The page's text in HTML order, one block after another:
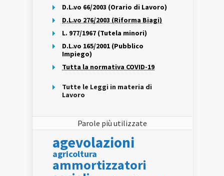
D.L.vo 66/2003 (Orario di Lavoro)
D.L.vo 276/2003 (Riforma Biagi)
L. 977/1967 (Tutela minori)
D.L.vo 165/2001 (Pubblico
Impiego)
Tutta la normativa COVID-19
Tutte le Leggi in materia di
Lavoro
Parole più utilizzate
agevolazioni
agricoltura
ammortizzatori